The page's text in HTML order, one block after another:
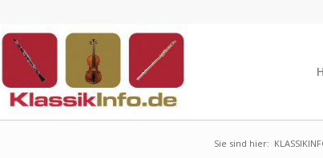
Sie sind hier: